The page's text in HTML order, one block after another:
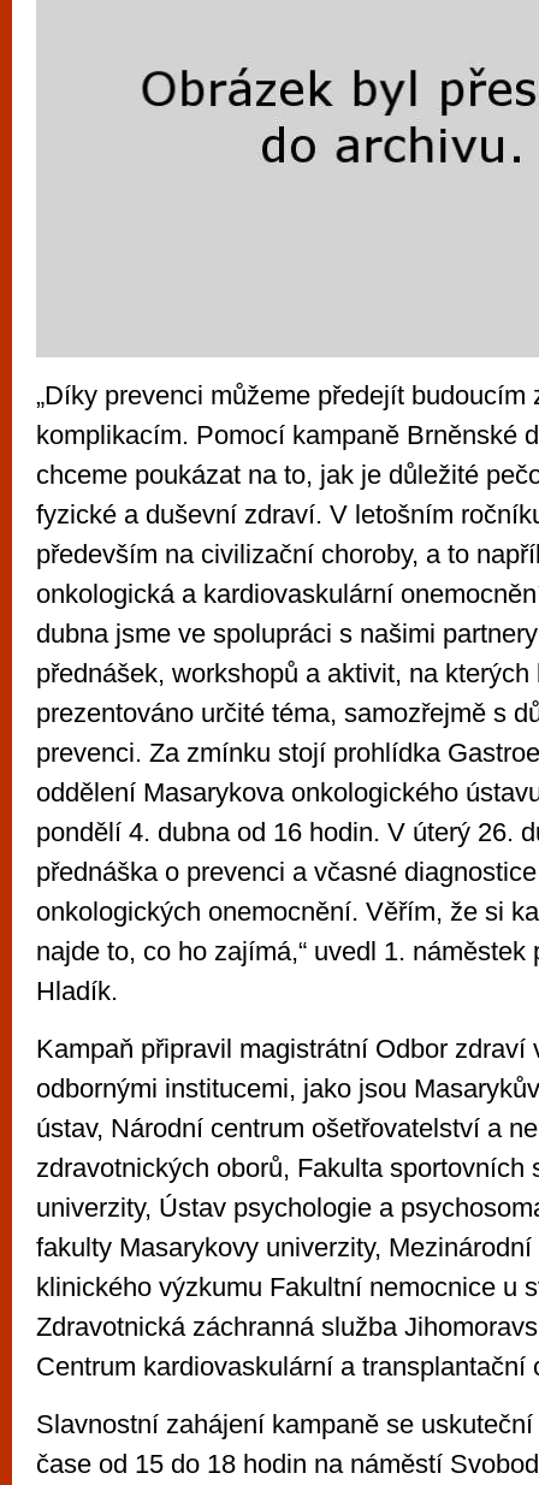
„Díky prevenci můžeme předejít budoucím
komplikacím. Pomocí kampaně Brněnské
chceme poukázat na to, jak je důležité
fyzické a duševní zdraví. V letošním
především na civilizační choroby, a to
onkologická a kardiovaskulární
dubna jsme ve spolupráci s našimi
přednášek, workshopů a aktivit, na kterých
prezentováno určité téma, samozřejmě s
prevenci. Za zmínku stojí prohlídka
oddělení Masarykova onkologického
pondělí 4. dubna od 16 hodin. V úterý 26.
přednáška o prevenci a včasné
onkologických onemocnění. Věřím, že si
najde to, co ho zajímá,“ uvedl 1. náměstek
Hladík.
Kampaň připravil magistrátní Odbor zdraví
odbornými institucemi, jako jsou
ústav, Národní centrum ošetřovatelství a
zdravotnických oborů, Fakulta sportovních
univerzity, Ústav psychologie a
fakulty Masarykovy univerzity, Mezinárodní
klinického výzkumu Fakultní nemocnice u
Zdravotnická záchranná služba
Centrum kardiovaskulární a transplantační
Slavnostní zahájení kampaně se
čase od 15 do 18 hodin na náměstí